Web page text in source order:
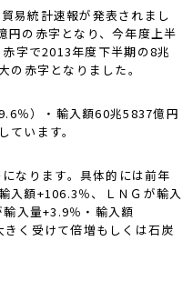
易統計速報が発表されまし
円の赤字となり、今年度上半
字で2013年度下半期の8兆
赤字となりました。
％）・輸入額60兆5837億円
ています。
なります。具体的には前年
入額+106.3％、ＬＮＧが輸入
入量+3.9％・輸入額
く受けて倍増もしくは石炭